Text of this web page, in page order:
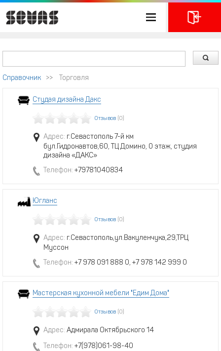
Справочник >> Торговля
Студая дизайна Дакс
Отзывов (0)
Адрес: г.Севастополь 7-й км
бул.Гидронавтов,60, ТЦ Домино, 0 этаж, студия
дизайна «ДАКС»
Телефон: +79781040834
Югланс
Отзывов (0)
Адрес: г.Севастополь,ул.Вакуленчука,29,ТРЦ
Муссон
Телефон: +7 978 091 888 0, +7 978 142 999 0
Мастерская кухонной мебели "Едим Дома"
Отзывов (0)
Адрес: Адмирала Октябрьского 14
Телефон: +7(978)061-98-40